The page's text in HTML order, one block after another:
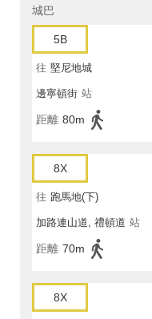
城巴
5B
往 堅尼地城
邊寧頓街 站
距離 80m
8X
往 跑馬地(下)
加路連山道, 禮頓道 站
距離 70m
8X